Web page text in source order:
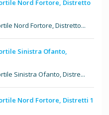
Nord Fortore, Distretto
Nord Fortore, Distretto...
Sinistra Ofanto,
Sinistra Ofanto, Distre...
Nord Fortore, Distretti 1